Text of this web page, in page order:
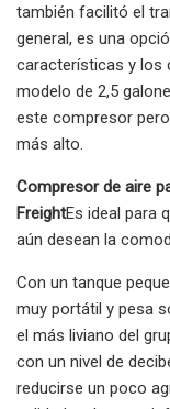
también facilitó el
general, es una
características y los
modelo de 2,5
este compresor
más alto.
Compresor de aire
FreightEs ideal para
aún desean la
Con un tanque
muy portátil y pesa
el más liviano del
con un nivel de
reducirse un poco